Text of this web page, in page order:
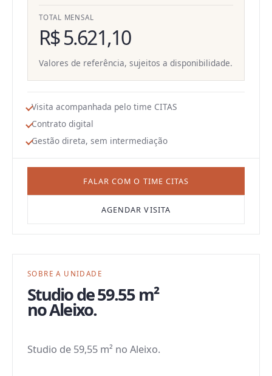
TOTAL MENSAL
R$ 5.621,10
Valores de referência, sujeitos a disponibilidade.
Visita acompanhada pelo time CITAS
Contrato digital
Gestão direta, sem intermediação
FALAR COM O TIME CITAS
AGENDAR VISITA
SOBRE A UNIDADE
Studiode59.55 m²
noAleixo.
Studio de 59,55 m² no Aleixo.